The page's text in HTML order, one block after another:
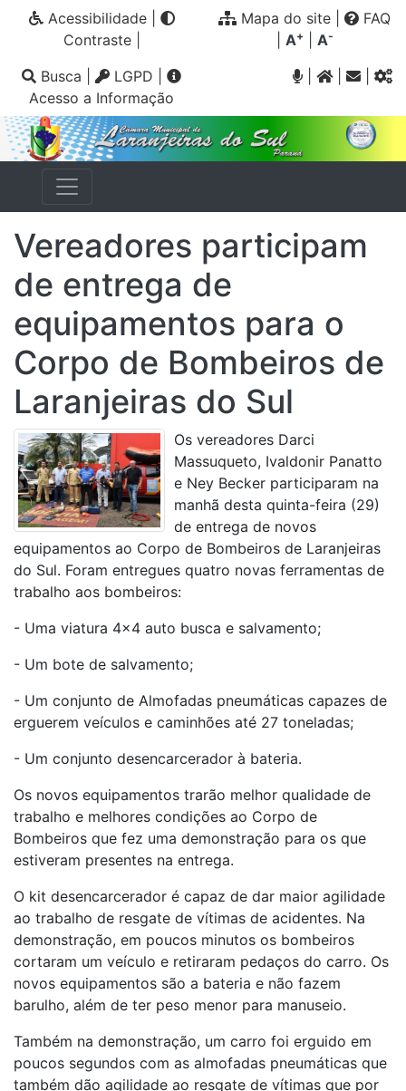
Acessibilidade|
Contraste|
Mapa do site
FAQ
A+ A-
Busca LGPD
Acesso a Informação
|
Vereadores participam
de entrega de
equipamentos para o
Corpo de Bombeiros de
Laranjeiras do Sul
Os vereadores Darci
Massuqueto, Ivaldonir Panatto
e Ney Becker participaram na
manhã desta quinta-feira (29)
de entrega de novos
equipamentos ao Corpo de Bombeiros de Laranjeiras
do Sul. Foram entregues quatro novas ferramentas de
trabalho aos bombeiros:
- Uma viatura 4x4 auto busca e salvamento;
- Um bote de salvamento;
- Um conjunto de Almofadas pneumáticas capazes de
erguerem veículos e caminhões até 27 toneladas;
- Um conjunto desencarcerador à bateria.
Os novos equipamentos trarão melhor qualidade de
trabalho e melhores condições ao Corpo de
Bombeiros que fez uma demonstração para os que
estiveram presentes na entrega.
O kit desencarcerador é capaz de dar maior agilidade
ao trabalho de resgate de vítimas de acidentes. Na
demonstração, em poucos minutos os bombeiros
cortaram um veículo e retiraram pedaços do carro. Os
novos equipamentos são a bateria e não fazem
barulho, além de ter peso menor para manuseio.
Também na demonstração, um carro foi erguido em
poucos segundos com as almofadas pneumáticas que
também dão agilidade ao resgate de vítimas que por